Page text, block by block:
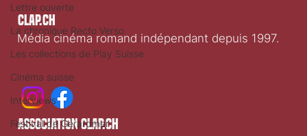
Lettre ouverte
La chronique Recto Verso
Les collections de Play Suisse
Cinéma suisse
Interviews
Festival de Gérardmer
Clap.ch
Média cinéma romand indépendant depuis 1997.
association clap.ch